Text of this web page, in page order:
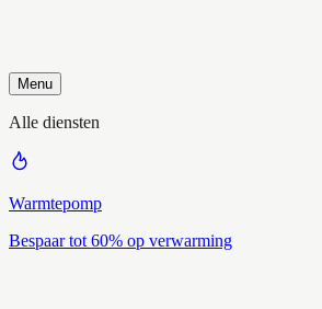
Menu
Alle diensten
Warmtepomp
Bespaar tot 60% op verwarming